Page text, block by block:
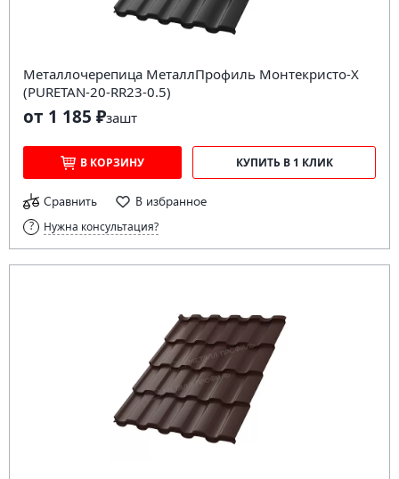
Металлочерепица МеталлПрофиль Монтекристо-X
(PURETAN-20-RR23-0.5)
от 1 185 ₽зашт
В КОРЗИНУ КУПИТЬ В 1 КЛИК
Сравнить В избранное
Нужна консультация?